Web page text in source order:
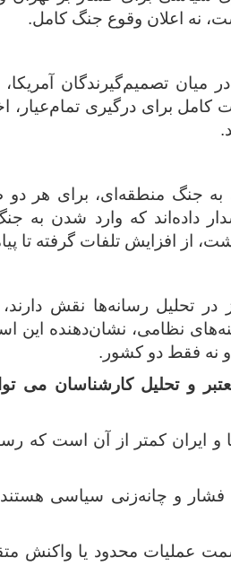
نه اعلان وقوع جنگ کامل.
تصمیم‌گیرندگان
کامل برای درگیری تمام‌عیار،
جنگ منطقه‌ای، برای هر دو
داده‌اند که وارد شدن به
از افزایش تلفات گرفته تا
در تحلیل رسانه‌ها نقش
نظامی، نشان‌دهنده این
نه فقط دو کشور.
و تحلیل کارشناسان می
ایران کمتر از آن است که
فشار و چانه‌زنی سیاسی
عملیات محدود یا واکنش